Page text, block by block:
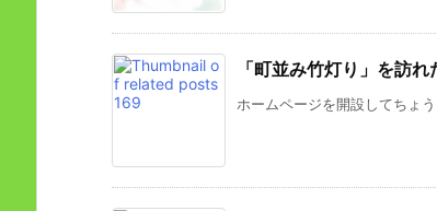
「町並み竹灯り」を訪れ
ホームページを開設してちょ